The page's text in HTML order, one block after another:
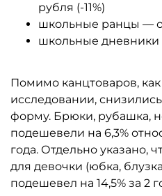
рубля (-11%)
школьные ранцы — от
школьные дневники
Помимо канцтоваров,
исследовании,
форму. Брюки, рубашка,
подешевели на 6,3%
года. Отдельно указано,
для девочки (юбка,
подешевел на 14,5% за 2